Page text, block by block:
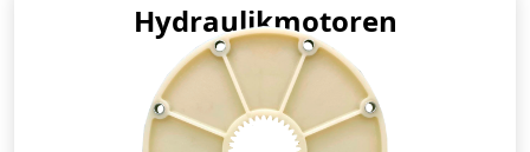
Hydraulikmotoren